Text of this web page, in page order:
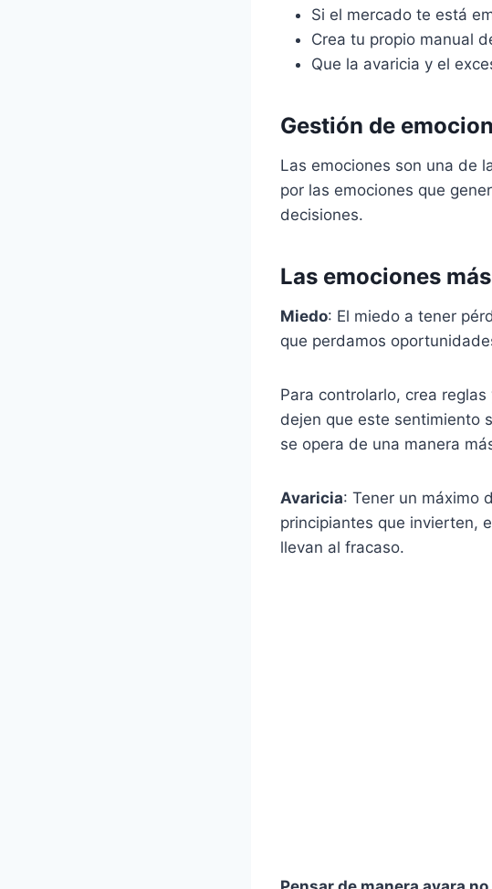
Si el mercado te está
Crea tu propio manual
Que la avaricia y el
Gestión de
Las emociones son una de
por las emociones que
decisiones.
Las emociones
Miedo: El miedo a tener
que perdamos
Para controlarlo, crea
dejen que este sentimiento
se opera de una manera
Avaricia: Tener un máximo
principiantes que invierten,
llevan al fracaso.